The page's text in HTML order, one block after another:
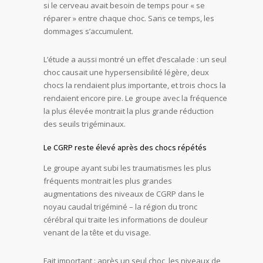
si le cerveau avait besoin de temps pour « se
réparer » entre chaque choc. Sans ce temps, les
dommages s’accumulent.
L’étude a aussi montré un effet d’escalade : un seul
choc causait une hypersensibilité légère, deux
chocs la rendaient plus importante, et trois chocs la
rendaient encore pire. Le groupe avec la fréquence
la plus élevée montrait la plus grande réduction
des seuils trigéminaux.
Le CGRP reste élevé après des chocs répétés
Le groupe ayant subi les traumatismes les plus
fréquents montrait les plus grandes
augmentations des niveaux de CGRP dans le
noyau caudal trigéminé – la région du tronc
cérébral qui traite les informations de douleur
venant de la tête et du visage.
Fait important : après un seul choc, les niveaux de